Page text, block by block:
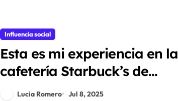
Influencia social
Esta es mi experiencia en la
cafetería Starbuck’s de
Madrid
Lucia Romero Jul 8, 2025